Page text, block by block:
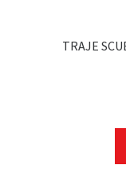
TRAJE